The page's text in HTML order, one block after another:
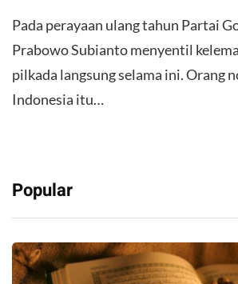
Pada perayaan ulang tahun Partai
Prabowo Subianto menyentil
pilkada langsung selama ini. Orang
Indonesia itu…
Popular